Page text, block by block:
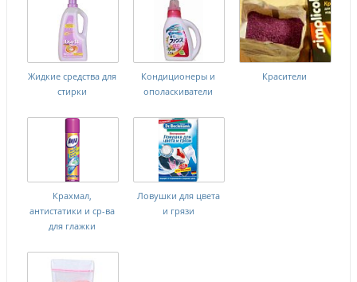
Жидкие средства для
стирки
Кондиционеры и
ополаскиватели
Красители
Крахмал,
антистатики и ср-ва
для глажки
Ловушки для цвета
и грязи